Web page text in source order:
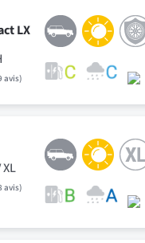
LX
avis
avis